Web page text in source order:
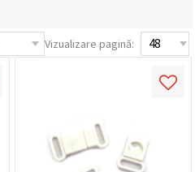
Vizualizare pagină: